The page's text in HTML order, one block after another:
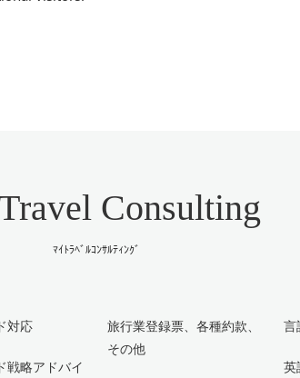
Consulting
ﾏｲﾄﾗﾍﾞﾙｺﾝｻﾙﾃｨﾝｸﾞ
対応
戦略アドバイ
旅行業登録票、各種約款、
その他
言
英